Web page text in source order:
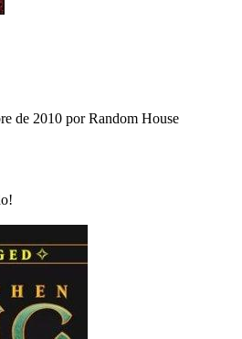
de 2010 por Random House